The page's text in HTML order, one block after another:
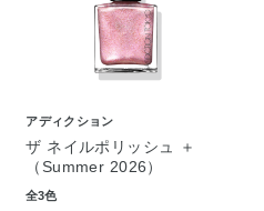
アディクション
ザ ネイルポリッシュ ＋
（Summer 2026）
全3色